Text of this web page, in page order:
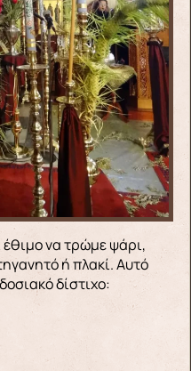
έθιμο να τρώμε ψάρι,
ή πλακί. Αυτό
δίστιχο: